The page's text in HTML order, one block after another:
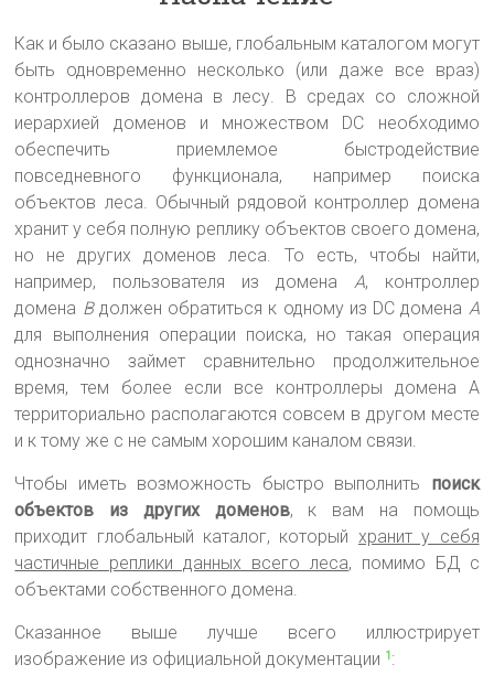
Как и было сказано выше, глобальным каталогом могут
быть одновременно несколько (или даже все враз)
контроллеров домена в лесу. В средах со сложной
иерархией доменов и множеством DC необходимо
обеспечить приемлемое быстродействие
повседневного функционала, например поиска
объектов леса. Обычный рядовой контроллер домена
хранит у себя полную реплику объектов своего домена,
но не других доменов леса. То есть, чтобы найти,
например, пользователя из домена А, контроллер
домена Вдолжен обратиться к одному из DC домена А
для выполнения операции поиска, но такая операция
однозначно займет сравнительно продолжительное
время, тем более если все контроллеры домена А
территориально располагаются совсем в другом месте
и к тому же с не самым хорошим каналом связи.
Чтобы иметь возможность быстро выполнить поиск
объектов из других доменов, к вам на помощь
приходит глобальный каталог, который хранит у себя
частичные реплики данных всего леса, помимо БД с
объектами собственного домена.
Сказанное выше лучше всего иллюстрирует
изображение из официальной документации 1 :